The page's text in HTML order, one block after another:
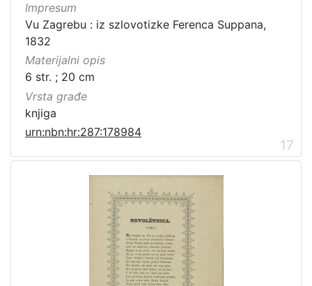
Impresum
Vu Zagrebu : iz szlovotizke Ferenca Suppana,
1832
Materijalni opis
6 str. ; 20 cm
Vrsta građe
knjiga
urn:nbn:hr:287:178984
17